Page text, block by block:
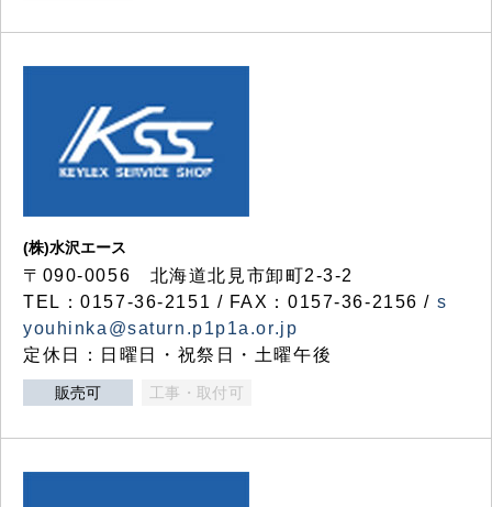
(株)水沢エース
〒090-0056 北海道北見市卸町2-3-2
TEL：0157-36-2151 / FAX：0157-36-2156 / s
youhinka@saturn.p1p1a.or.jp
定休日：日曜日・祝祭日・土曜午後
販売可 工事・取付可